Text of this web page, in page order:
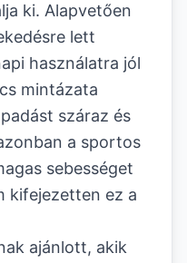
ki. Alapvetően
lett
használatra jól
mintázata
száraz és
a sportos
sebességet
kifejezetten ez a
ajánlott, akik